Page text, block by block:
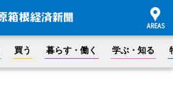
買う 暮らす・働く 学ぶ・知る